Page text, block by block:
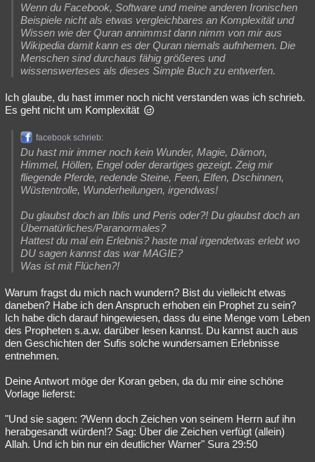
Wenn du Facebook, Software und meine anderen Ironischen
Beispiele nicht als etwas vergleichbares an Komplexität und
Wissen wie der Quran annimmst dann nimm von mir aus
Wikipedia damit kann es der Quran niemals aufnhemen. Die
Menschen sind durchaus fähig größeres und
wissenswerteses als dieses Simple Buch zu entwerfen.
Ich glaube, du hast immer noch nicht verstanden was ich schrieb.
Es geht nicht um Komplexität
facebook schrieb:
Du hast mir immer noch kein Wunder, Magie, Dämon,
Himmel, Höllen, Engel oder derartiges gezeigt. Zeig mir
fliegende Pferde, redende Steine, Feen, Elfen, Dschinnen,
Wüstentrolle, Wunderheilungen, irgendwas!
Du glaubst doch an Iblis und Peris oder?! Du glaubst doch an
Übernatürliches/Paranormales?
Hattest du mal ein Erlebnis? haste mal irgendetwas erlebt wo
DU sagen kannst das war MAGIE?
Was ist mit Flüchen?!
Warum fragst du mich nach wundern? Bist du vielleicht etwas
daneben? Habe ich den Anspruch erhoben ein Prophet zu sein?
Ich habe dich darauf hingewiesen, dass du eine Menge vom Leben
des Propheten s.a.w. darüber lesen kannst. Du kannst auch aus
den Geschichten der Sufis solche wundersamen Erlebnisse
entnehmen.
Deine Antwort möge der Koran geben, da du mir eine schöne
Vorlage lieferst:
"Und sie sagen: ?Wenn doch Zeichen von seinem Herrn auf ihn
herabgesandt würden!? Sag: Über die Zeichen verfügt (allein)
Allah. Und ich bin nur ein deutlicher Warner" Sura 29:50